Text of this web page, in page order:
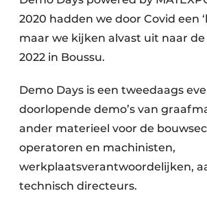
2020 hadden we door Covid een
maar we kijken alvast uit naar
2022 in Boussu.
Demo Days is een tweedaags
doorlopende demo’s van
ander materieel voor de
operatoren en machinisten,
werkplaatsverantwoordelijken,
technisch directeurs.